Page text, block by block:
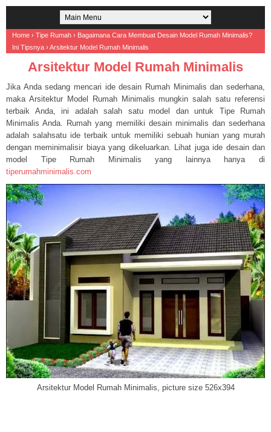
Home › Tipe Rumah › Bagaimana Cara Membuat Desain Model Rumah Minimalis?
Ini Tipsnya › Arsitektur Model Rumah Minimalis
Arsitektur Model Rumah Minimalis
Jika Anda sedang mencari ide desain Rumah Minimalis dan sederhana,
maka Arsitektur Model Rumah Minimalis mungkin salah satu referensi
terbaik Anda, ini adalah salah satu model dan untuk Tipe Rumah
Minimalis Anda. Rumah yang memiliki desain minimalis dan sederhana
adalah salahsatu ide terbaik untuk memiliki sebuah hunian yang murah
dengan meminimalisir biaya yang dikeluarkan. Lihat juga ide desain dan
model Tipe Rumah Minimalis yang lainnya hanya di
tiperumahminimalis.com
Arsitektur Model Rumah Minimalis, picture size 526x394